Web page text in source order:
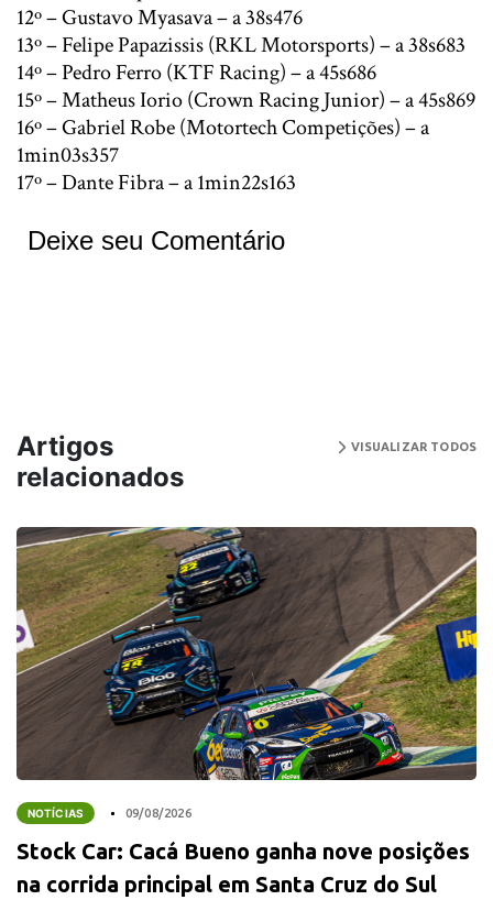
12º – Gustavo Myasava – a 38s476
13º – Felipe Papazissis (RKL Motorsports) – a 38s683
14º – Pedro Ferro (KTF Racing) – a 45s686
15º – Matheus Iorio (Crown Racing Junior) – a 45s869
16º – Gabriel Robe (Motortech Competições) – a
1min03s357
17º – Dante Fibra – a 1min22s163
Deixe seu Comentário
Artigos
relacionados
VISUALIZAR TODOS
NOTÍCIAS 09/08/2026
Stock Car: Cacá Bueno ganha nove posições
na corrida principal em Santa Cruz do Sul